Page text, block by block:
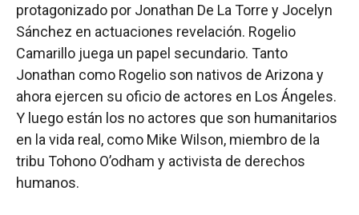
protagonizado por Jonathan De La Torre y Jocelyn
Sánchez en actuaciones revelación. Rogelio
Camarillo juega un papel secundario. Tanto
Jonathan como Rogelio son nativos de Arizona y
ahora ejercen su oficio de actores en Los Ángeles.
Y luego están los no actores que son humanitarios
en la vida real, como Mike Wilson, miembro de la
tribu Tohono O’odham y activista de derechos
humanos.